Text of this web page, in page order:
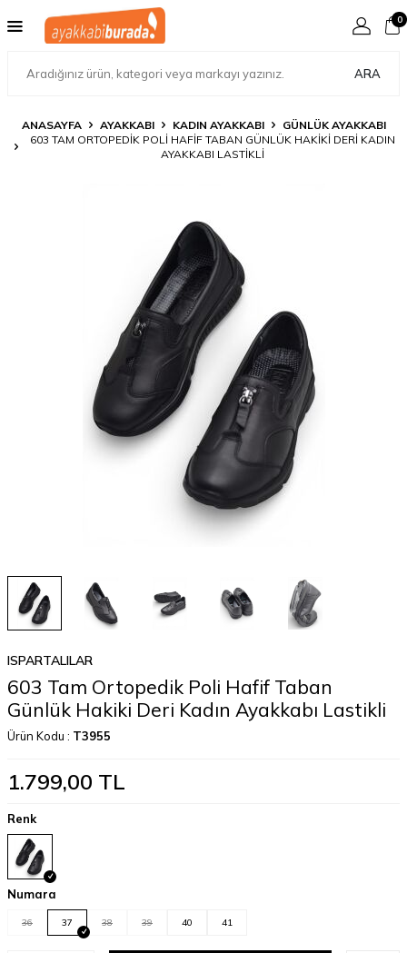
ARA
0
ANASAYFA AYAKKABI KADIN AYAKKABI
GÜNLÜK AYAKKABI
603 TAM ORTOPEDIK POLI HAFIF TABAN GÜNLÜK HAKIKI DERI KADIN
AYAKKABI LASTIKLI
ISPARTALILAR
603 Tam Ortopedik Poli Hafif Taban
Günlük Hakiki Deri Kadın Ayakkabı Lastikli
Ürün Kodu : T3955
1.799,00 TL
Renk
Numara
36 37 38 39 40 41